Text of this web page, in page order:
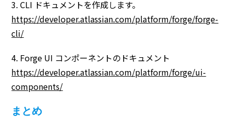
3. CLI ドキュメントを作成します。
https://developer.atlassian.com/platform/forge/forge-
cli/
4. Forge UI コンポーネントのドキュメント
https://developer.atlassian.com/platform/forge/ui-
components/
まとめ